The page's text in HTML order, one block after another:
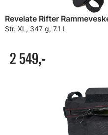
Revelate Rifter
Str. XL, 347 g, 7.1 L
2 549,-